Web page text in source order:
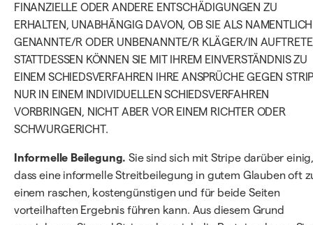
FINANZIELLE ODER ANDERE ENTSCHÄDIGUNGEN ZU
ERHALTEN, UNABHÄNGIG DAVON, OB SIE ALS NAMENTLICH
GENANNTE/R ODER UNBENANNTE/R KLÄGER/IN
STATTDESSEN KÖNNEN SIE MIT IHREM EINVERSTÄNDNIS ZU
EINEM SCHIEDSVERFAHREN IHRE ANSPRÜCHE GEGEN
NUR IN EINEM INDIVIDUELLEN SCHIEDSVERFAHREN
VORBRINGEN, NICHT ABER VOR EINEM RICHTER ODER
SCHWURGERICHT.
Informelle Beilegung. Sie sind sich mit Stripe darüber
dass eine informelle Streitbeilegung in gutem Glauben oft
einem raschen, kostengünstigen und für beide Seiten
vorteilhaften Ergebnis führen kann. Aus diesem Grund